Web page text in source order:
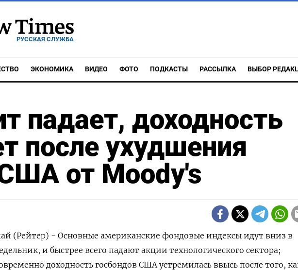
РУССКАЯ СЛУЖБА
ЭКОНОМИКА ВИДЕО ФОТО ПОДКАСТЫ РАССЫЛКА ВЫБОР
падает, доходность
после ухудшения
от Moody's
(Рейтер) - Основные американские фондовые индексы идут вниз в
и быстрее всего падают акции технологического сектора;
доходность госбондов США устремилась ввысь после того,